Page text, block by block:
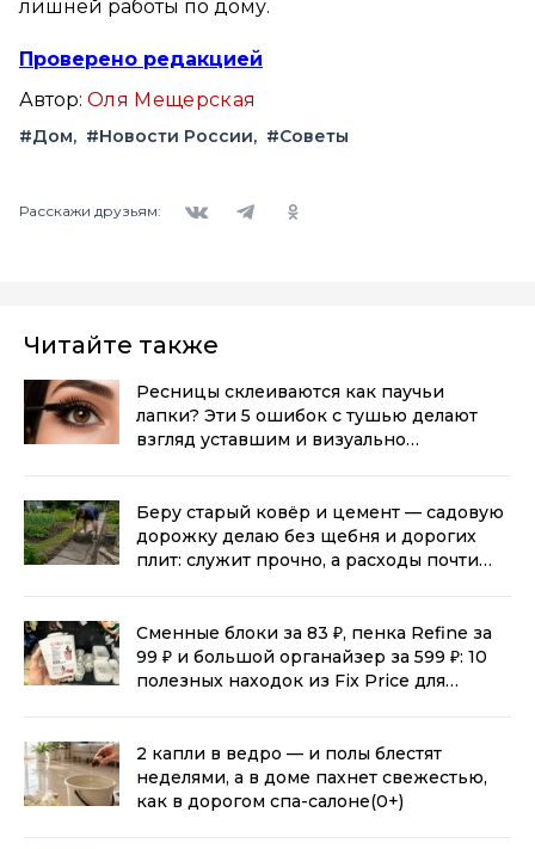
лишней работы по дому.
Проверено редакцией
Автор: Оля Мещерская
#Дом #Новости России #Советы
Расскажи друзьям:
Читайте также
Ресницы склеиваются как паучьи
лапки? Эти 5 ошибок с тушью делают
взгляд уставшим и визуально
Беру старый ковёр и цемент — садовую
дорожку делаю без щебня и дорогих
плит: служит прочно, а расходы почти
Сменные блоки за 83 ₽, пенка Refine за
99 ₽ и большой органайзер за 599 ₽: 10
полезных находок из Fix Price для
2 капли в ведро — и полы блестят
неделями, а в доме пахнет свежестью,
как в дорогом спа-салоне(0+)